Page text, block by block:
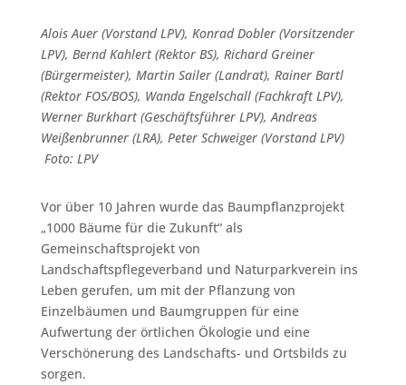
Alois Auer (Vorstand LPV), Konrad Dobler (Vorsitzender
LPV), Bernd Kahlert (Rektor BS), Richard Greiner
(Bürgermeister), Martin Sailer (Landrat), Rainer Bartl
(Rektor FOS/BOS), Wanda Engelschall (Fachkraft LPV),
Werner Burkhart (Geschäftsführer LPV), Andreas
Weißenbrunner (LRA), Peter Schweiger (Vorstand LPV)
Foto: LPV
Vor über 10 Jahren wurde das Baumpflanzprojekt
„1000 Bäume für die Zukunft“ als
Gemeinschaftsprojekt von
Landschaftspflegeverband und Naturparkverein ins
Leben gerufen, um mit der Pflanzung von
Einzelbäumen und Baumgruppen für eine
Aufwertung der örtlichen Ökologie und eine
Verschönerung des Landschafts- und Ortsbilds zu
sorgen.